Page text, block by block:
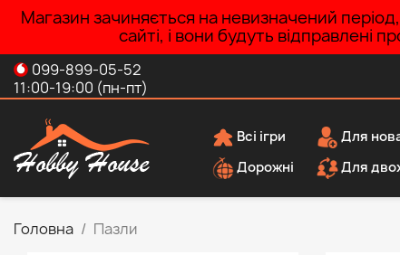
Магазин зачиняється на невизначений
сайті, і вони будуть
099-899-05-52
11:00-19:00 (пн-пт)
Всі ігри Для
Дорожні
Для
Головна Пазли